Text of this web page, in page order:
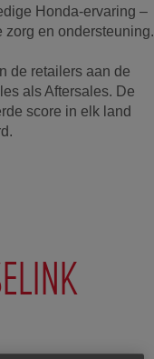
Honda-ervaring –
zorg en ondersteuning.
de retailers aan de
als Aftersales. De
score in elk land